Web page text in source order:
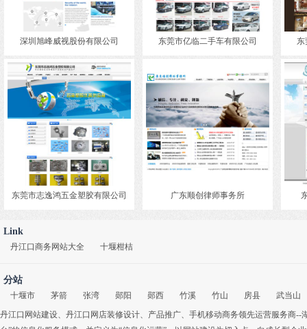
深圳旭峰威视股份有限公司 东莞市亿临二手车有限公司
东莞市志逸鸿五金塑胶有限公司 广东顺创律师事务所
Link
丹江口商务网站大全 十堰柑桔
分站
十堰市 茅箭 张湾 郧阳 郧西 竹溪 竹山 房县
武当山
丹江口网站建设、 丹江口网店装修设计、 产品推广、 手机移动商务领先运营服务商--